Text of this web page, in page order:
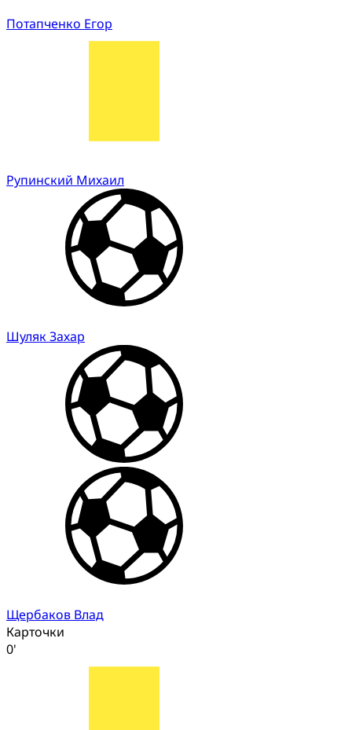
Потапченко Егор
Рупинский Михаил
Шуляк Захар
Щербаков Влад
Карточки
0'